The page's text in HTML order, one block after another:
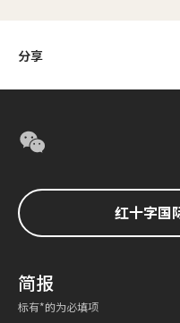
分享
红十字国
简报
标有*的为必填项